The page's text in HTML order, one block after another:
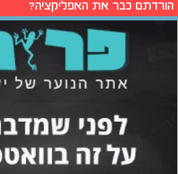
הורדתם כבר את האפליקציה?